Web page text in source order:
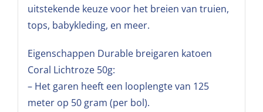
uitstekende keuze voor het breien van truien,
tops, babykleding, en meer.
Eigenschappen Durable breigaren katoen
Coral Lichtroze 50g:
– Het garen heeft een looplengte van 125
meter op 50 gram (per bol).